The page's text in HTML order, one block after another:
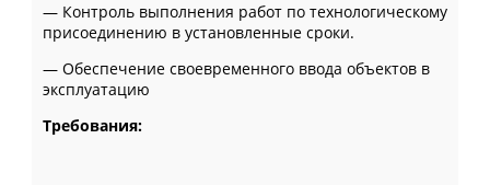
— Контроль выполнения работ по технологическому
присоединению в установленные сроки.
— Обеспечение своевременного ввода объектов в
эксплуатацию
Требования: